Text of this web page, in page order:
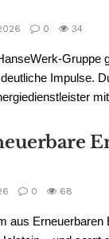
0 34
Gruppe
Impulse.
0 68
aus Erneuerbaren